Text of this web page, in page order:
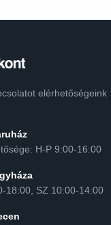
elérhetőségeink
H-P 9:00-16:00
18:00, SZ 10:00-14:00